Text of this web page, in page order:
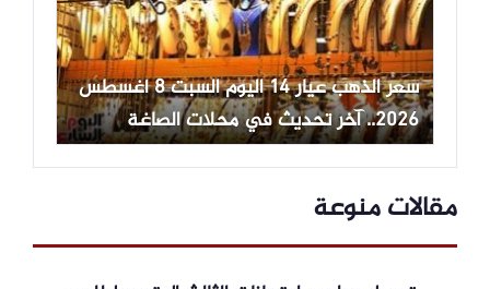
سعر الذهب عيار 14 اليوم السبت 8 أغسطس
2026.. آخر تحديث في محلات الصاغة
مقالات منوعة